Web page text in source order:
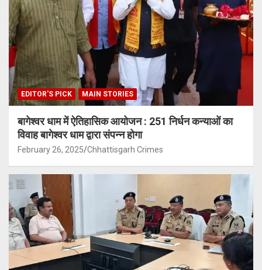
EDITOR'S PICK MAIN STORIES
बागेश्वर धाम में ऐतिहासिक आयोजन : 251 निर्धन कन्याओं का
विवाह बागेश्वर धाम द्वारा संपन्न होगा
February 26, 2025 Chhattisgarh Crimes